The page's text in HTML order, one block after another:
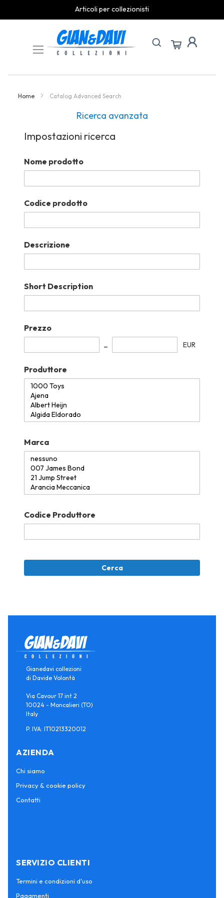
Articoli per collezionisti
Content
Home Catalog Advanced Search
Ricerca avanzata
Impostazioni ricerca
Nome prodotto
Codice prodotto
Descrizione
Short Description
Prezzo
EUR
Produttore
Marca
Codice Produttore
Cerca
Gianedavi collezioni
di Davide Volontà
Via Cavour 17 int 2
10024 - Moncalieri (TO)
Italy
P. IVA: IT10213320012
AZIENDA
Chi siamo
Privacy & cookie policy
Contatti
SERVIZIO CLIENTI
Termini e condizioni d'uso
Pagamenti